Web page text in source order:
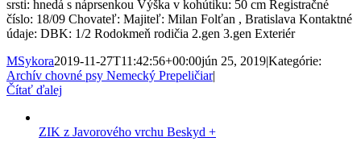
srsti: hnedá s náprsenkou Výška v kohútiku: 50 cm Registračné
číslo: 18/09 Chovateľ: Majiteľ: Milan Folťan , Bratislava Kontaktné
údaje: DBK: 1/2 Rodokmeň rodičia 2.gen 3.gen Exteriér
MSykora2019-11-27T11:42:56+00:00jún 25, 2019|Kategórie:
Archív chovné psy Nemecký Prepeličiar|
Čítať ďalej
ZIK z Javorového vrchu Beskyd +